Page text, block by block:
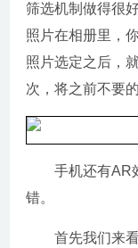
筛选机制做得很
照片在相册里，
照片选定之后，
次，将之前不要
手机还有AR效
错。
首先我们来看